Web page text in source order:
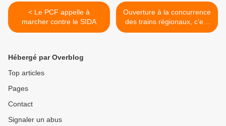
< Le PCF appelle à
marcher contre le SIDA
Ouverture à la concurrence
des trains régionaux, c’est
NON ; le service public,
Hébergé par Overblog
Top articles
Pages
Contact
Signaler un abus